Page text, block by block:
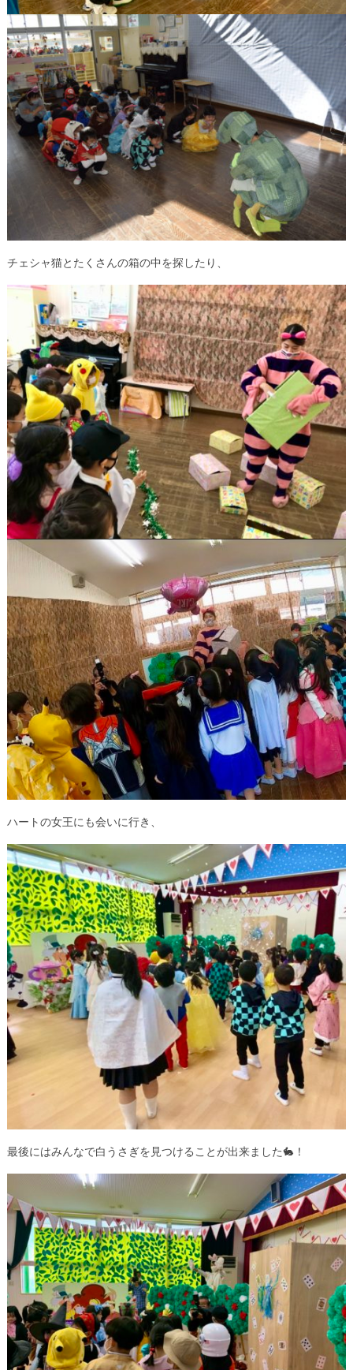
チェシャ猫とたくさんの箱の中を探したり、
ハートの女王にも会いに行き、
最後にはみんなで白うさぎを見つけることが出来ました🐇！